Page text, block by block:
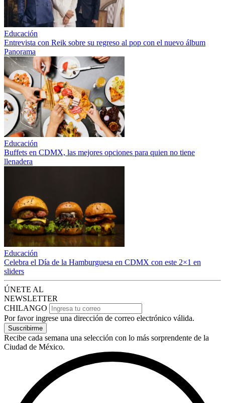
Educación
Entrevista con Reik sobre su regreso al pop con el nuevo álbum
Panorama
Educación
Buffets en CDMX, las mejores opciones para quien no tiene
llenadera
Educación
Celebra el Día de la Hamburguesa en CDMX con este 2×1 en
sliders
ÚNETE AL
NEWSLETTER
CHILANGO
Por favor ingrese una dirección de correo electrónico válida.
Suscribirme
Recibe cada semana una selección con lo más sorprendente de la
Ciudad de México.